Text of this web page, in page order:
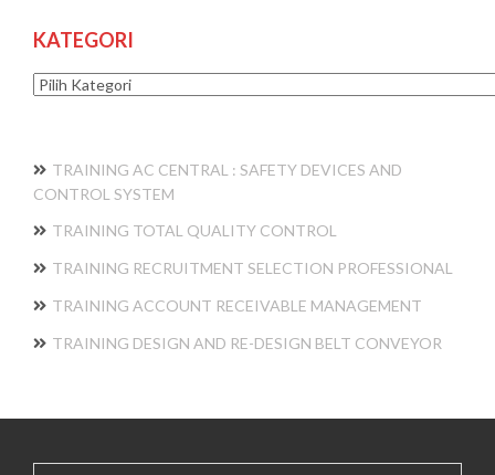
KATEGORI
Kategori
TRAINING AC CENTRAL : SAFETY DEVICES AND
CONTROL SYSTEM
TRAINING TOTAL QUALITY CONTROL
TRAINING RECRUITMENT SELECTION PROFESSIONAL
TRAINING ACCOUNT RECEIVABLE MANAGEMENT
TRAINING DESIGN AND RE-DESIGN BELT CONVEYOR